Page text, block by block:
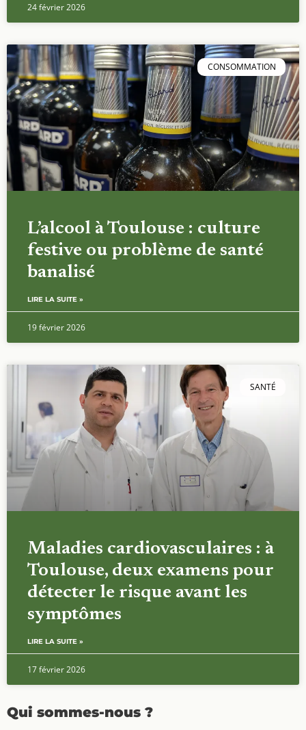
24 février 2026
CONSOMMATION
L’alcool à Toulouse : culture
festive ou problème de santé
banalisé
LIRE LA SUITE »
19 février 2026
SANTÉ
Maladies cardiovasculaires : à
Toulouse, deux examens pour
détecter le risque avant les
symptômes
LIRE LA SUITE »
17 février 2026
Qui sommes-nous ?